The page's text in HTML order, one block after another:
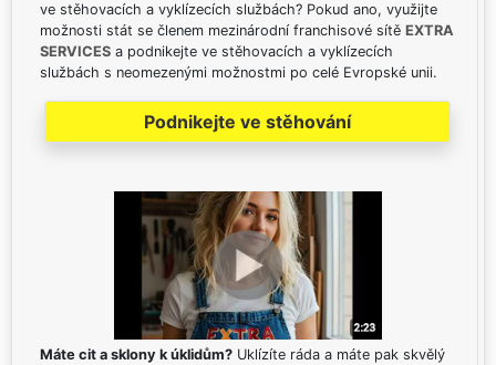
ve stěhovacích a vyklízecích službách? Pokud ano, využijte
možnosti stát se členem mezinárodní franchisové sítě EXTRA
SERVICES a podnikejte ve stěhovacích a vyklízecích
službách s neomezenými možnostmi po celé Evropské unii.
Podnikejte ve stěhování
Máte cit a sklony k úklidům? Uklízíte ráda a máte pak skvělý